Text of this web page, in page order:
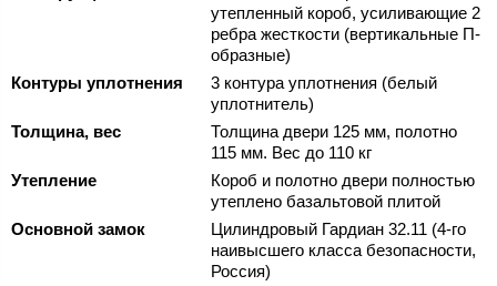
утепленный короб, усиливающие 2
ребра жесткости (вертикальные П-
образные)
Контуры уплотнения
3 контура уплотнения (белый
уплотнитель)
Толщина, вес
Толщина двери 125 мм, полотно
115 мм. Вес до 110 кг
Утепление
Короб и полотно двери полностью
утеплено базальтовой плитой
Основной замок
Цилиндровый Гардиан 32.11 (4-го
наивысшего класса безопасности,
Россия)